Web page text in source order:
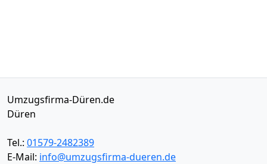
Umzugsfirma-Düren.de
Düren
Tel.: 01579-2482389
E-Mail: info@umzugsfirma-dueren.de